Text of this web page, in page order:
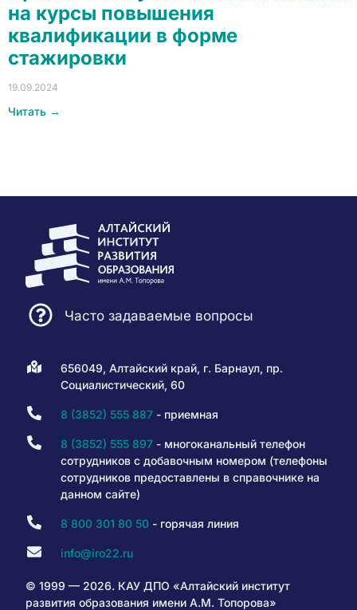
на курсы повышения
квалификации в форме
стажировки
19.09.2024
Читать →
Часто задаваемые вопросы
656049, Алтайский край, г. Барнаул, пр.
Социалистический, 60
8 (3852) 555 887- приемная
8 (3852) 555 897- многоканальный телефон
сотрудников с добавочным номером (телефоны
сотрудников предоставлены в справочнике на
данном сайте)
8 800 301 80 50- горячая линия
info@iro22.ru
© 1999 — 2026. КАУ ДПО «Алтайский институт
развития образования имени А.М. Топорова»